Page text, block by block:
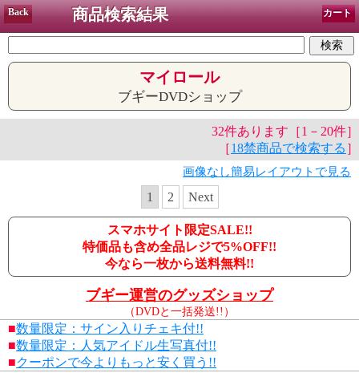
Back 商品検索結果 カート
マイロール
ブギーDVDショップ
32件あります［1－20件］
［18禁商品で検索する ］
画像なし簡易レイアウトで見る
1 2 Next
スマホサイト限定SALE!!
特価品も含め全品レジで5%OFF!!
今なら一枚から送料無料!!
ブギー運営のグッズショップ
（DVDと一括発送!!）
■数量限定：サイン入りチェキ付!!
■数量限定：人気アイドル生写真付!!
■クーポンで今よりもっと安く買う!!